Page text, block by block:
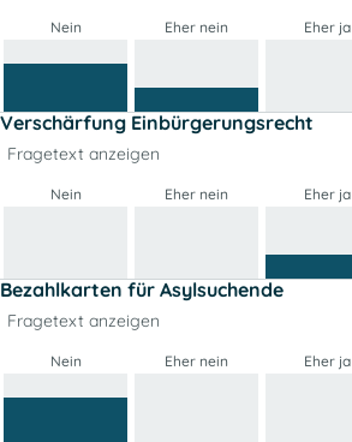
Nein Eher nein Eher ja
Verschärfung Einbürgerungsrecht
Fragetext anzeigen
Nein Eher nein Eher ja
Bezahlkarten für Asylsuchende
Fragetext anzeigen
Nein Eher nein Eher ja